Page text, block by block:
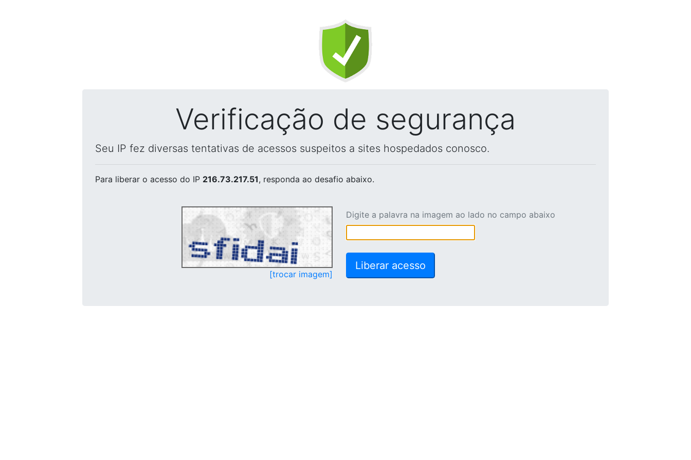
Verificação de segurança
Seu IP fez diversas tentativas de acessos suspeitos a sites hospedados conosco.
Para liberar o acesso do IP 216.73.217.51, responda ao desafio abaixo.
[trocar imagem]
Digite a palavra na imagem ao lado no campo abaixo